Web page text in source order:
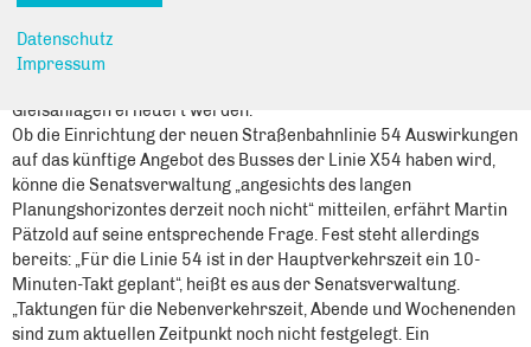
vorgesehen, so beispielsweise der Bau einer Kehrgleisanlage für
die Straßenbahn auf Höhe der Masurenstraße“, heißt es weiter
aus der Senatsverwaltung. In der Rennbahnstraße, im Abschnitt
Gleisanlagen erneuert werden.
Ob die Einrichtung der neuen Straßenbahnlinie 54 Auswirkungen
auf das künftige Angebot des Busses der Linie X54 haben wird,
könne die Senatsverwaltung „angesichts des langen
Planungshorizontes derzeit noch nicht“ mitteilen, erfährt Martin
Pätzold auf seine entsprechende Frage. Fest steht allerdings
bereits: „Für die Linie 54 ist in der Hauptverkehrszeit ein 10-
Minuten-Takt geplant“, heißt es aus der Senatsverwaltung.
„Taktungen für die Nebenverkehrszeit, Abende und Wochenenden
sind zum aktuellen Zeitpunkt noch nicht festgelegt. Ein
Datenschutz
Impressum